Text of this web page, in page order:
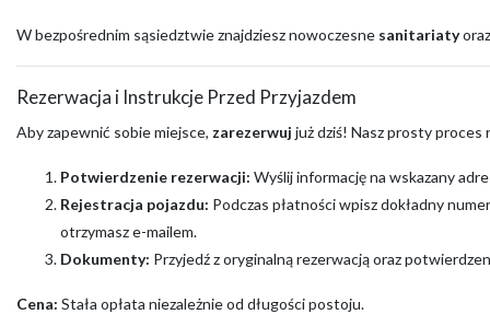
W bezpośrednim sąsiedztwie znajdziesz nowoczesne sanitariaty
Rezerwacja i Instrukcje Przed Przyjazdem
Aby zapewnić sobie miejsce, zarezerwuj już dziś! Nasz prosty
Potwierdzenie rezerwacji: Wyślij informację na wskazany
Rejestracja pojazdu: Podczas płatności wpisz dokładny
otrzymasz e-mailem.
Dokumenty: Przyjedź z oryginalną rezerwacją oraz
Cena: Stała opłata niezależnie od długości postoju.